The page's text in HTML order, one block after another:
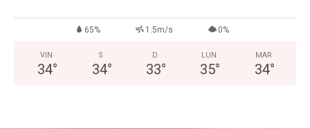
65% 1.5m/s 0%
VIN
34°
S
34°
D
33°
LUN
35°
MAR
34°